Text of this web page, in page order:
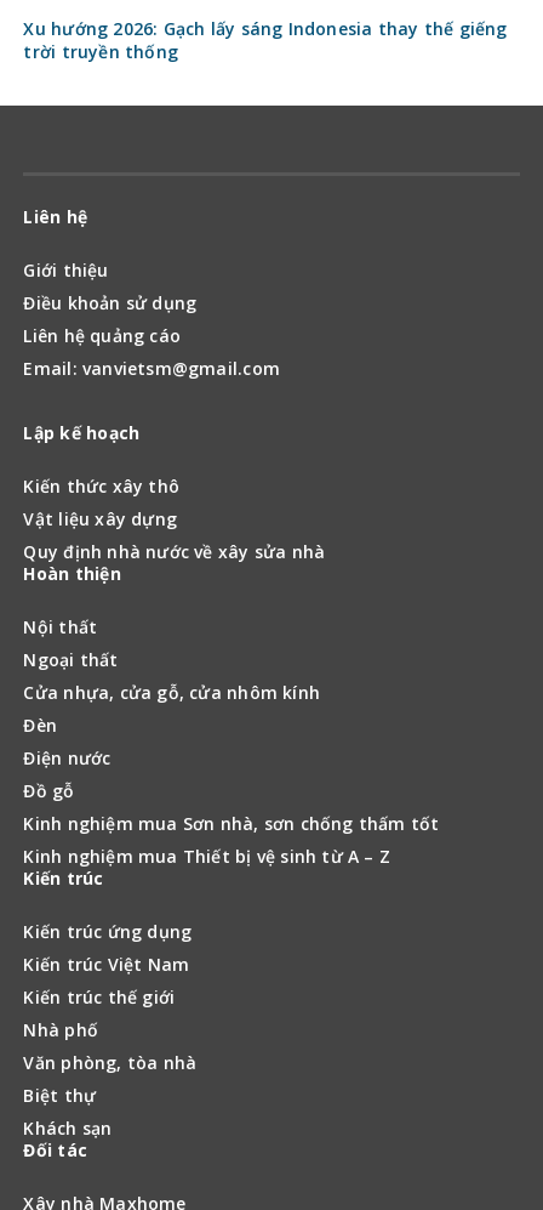
Xu hướng 2026: Gạch lấy sáng Indonesia thay thế giếng
trời truyền thống
Liên hệ
Giới thiệu
Điều khoản sử dụng
Liên hệ quảng cáo
Email: vanvietsm@gmail.com
Lập kế hoạch
Kiến thức xây thô
Vật liệu xây dựng
Quy định nhà nước về xây sửa nhà
Hoàn thiện
Nội thất
Ngoại thất
Cửa nhựa, cửa gỗ, cửa nhôm kính
Đèn
Điện nước
Đồ gỗ
Kinh nghiệm mua Sơn nhà, sơn chống thấm tốt
Kinh nghiệm mua Thiết bị vệ sinh từ A – Z
Kiến trúc
Kiến trúc ứng dụng
Kiến trúc Việt Nam
Kiến trúc thế giới
Nhà phố
Văn phòng, tòa nhà
Biệt thự
Khách sạn
Đối tác
Xây nhà Maxhome